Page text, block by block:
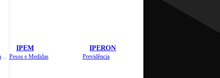
IPEM
Pesos e Medidas
IPERON
Previdência